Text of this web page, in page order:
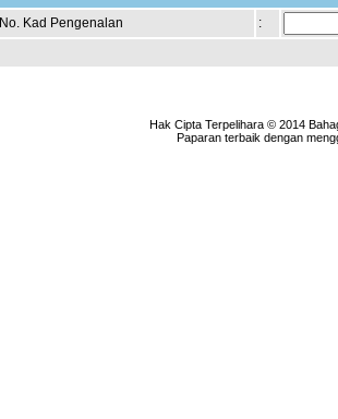
No. Kad Pengenalan :
Hak Cipta Terpelihara © 2014
Paparan terbaik dengan